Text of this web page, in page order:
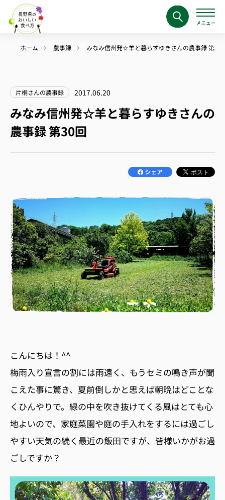
ホーム 農事録 みなみ信州発☆羊と暮らすゆきさんの農事録 第30
片桐さんの農事録 2017.06.20
みなみ信州発☆羊と暮らすゆきさんの
農事録 第30回
こんにちは！^^
梅雨入り宣言の割には雨遠く、もうセミの鳴き声が聞
こえた事に驚き、夏前倒しかと思えば朝晩はどことな
くひんやりで。緑の中を吹き抜けてくる風はとても心
地よいので、家庭菜園や庭の手入れをするには過ごし
やすい天気の続く最近の飯田ですが、皆様いかがお過
ごしですか？